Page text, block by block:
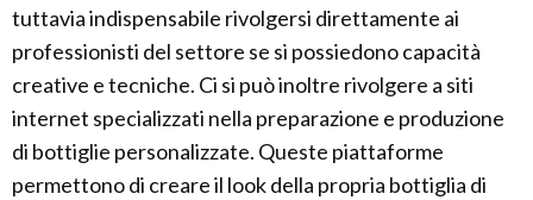
tuttavia indispensabile rivolgersi direttamente ai
professionisti del settore se si possiedono capacità
creative e tecniche. Ci si può inoltre rivolgere a siti
internet specializzati nella preparazione e produzione
di bottiglie personalizzate. Queste piattaforme
permettono di creare il look della propria bottiglia di